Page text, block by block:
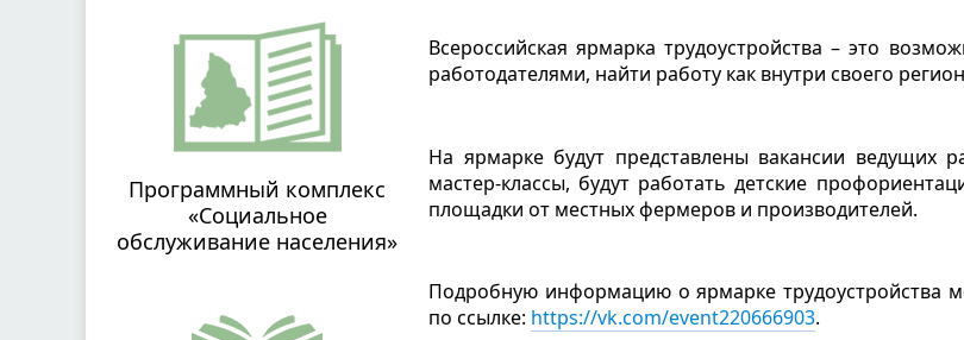
Всероссийская ярмарка трудоустройства – это
работодателями, найти работу как внутри своего
На ярмарке будут представлены вакансии ведущих
мастер-классы, будут работать детские
площадки от местных фермеров и производителей.
Подробную информацию о ярмарке трудоустройства
по ссылке: https://vk.com/event220666903.
Программный комплекс
«Социальное
обслуживание населения»